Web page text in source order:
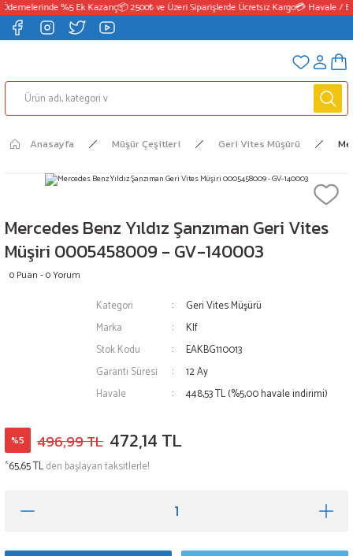
%5 Ek Kazanç📦 2500₺ ve Üzeri Siparişlerde Ücretsiz Kargo💳 Havale /
Anasayfa Müşür Çeşitleri Geri Vites Müşürü
Mercedes Benz Yıldız Şanzıman Geri Vites
Müşiri 0005458009 - GV-140003
0 Puan - 0 Yorum
Kategori
Geri Vites Müşürü
Marka
Klf
Stok Kodu
EAKBG110013
Garanti Süresi
12 Ay
Havale
448,53 TL (%5,00 havale indirimi)
%5 496,99 TL 472,14 TL
*65,65 TLden başlayan taksitlerle!